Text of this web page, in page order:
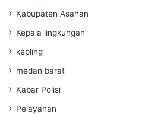
Kabupaten Asahan
Kepala lingkungan
kepling
medan barat
Kabar Polisi
Pelayanan